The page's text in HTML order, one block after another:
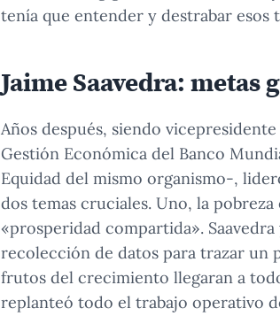
tenía que entender y destrabar esos
Jaime Saavedra:
Años después, siendo
Gestión Económica del Banco
Equidad del mismo organismo-,
dos temas cruciales. Uno, la
«prosperidad compartida».
recolección de datos para trazar un
frutos del crecimiento llegaran a
replanteó todo el trabajo operativo